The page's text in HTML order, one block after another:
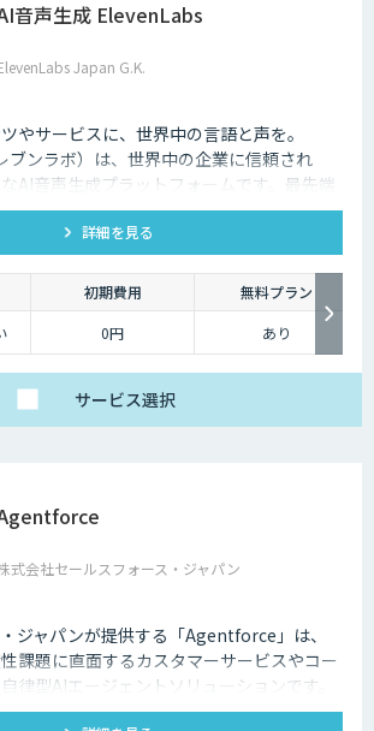
音声生成 ElevenLabs
Japan G.K.
やサービスに、世界中の言語と声を。
ブンラボ）は、世界中の企業に信頼され
AI音声生成プラットフォームです。最先端
を生成し、多言語対応やボイスクローニン
ぐ倫理的ガードレールの中で提供します。
詳細を見る
初期費用
無料プラン
0円 あり
サービス選択
式会社セールスフォース・ジャパン
ジャパンが提供する「Agentforce」は、
課題に直面するカスタマーサービスやコー
律型AIエージェントソリューションです。
上につくることで、顧客一人ひとりにパ